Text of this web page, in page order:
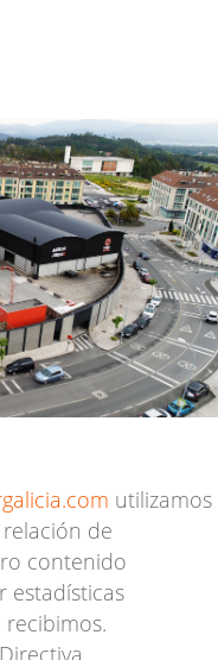
utilizamos
de
contenido
estadísticas
recibimos.